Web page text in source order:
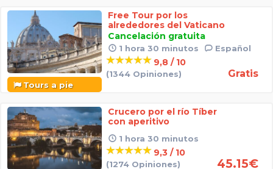
Tours a pie
Free Tour por los
alrededores del Vaticano
Cancelación gratuita
1 hora 30 minutos Español
9,8 / 10
(1344 Opiniones) Gratis
Crucero por el río Tíber
con aperitivo
1 hora 30 minutos
9,3 / 10
(1274 Opiniones) 45.15€